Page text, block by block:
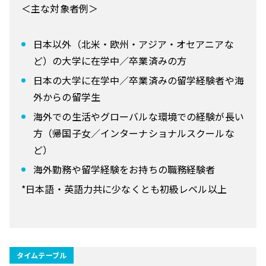
＜主な対象者例＞
日本以外（北米・欧州・アジア・オセアニアな
ど）の大学に在学中／卒業済みの方
日本の大学に在学中／卒業済みの留学経験者や海
外からの留学生
海外での生活やグローバルな環境での経験が長い
方（帰国子女／インターナショナルスクールな
ど）
海外勤務や留学経験をお持ちの職務経験者
*日本語・英語力共に少なくとも初級レベル以上
タイムテーブル